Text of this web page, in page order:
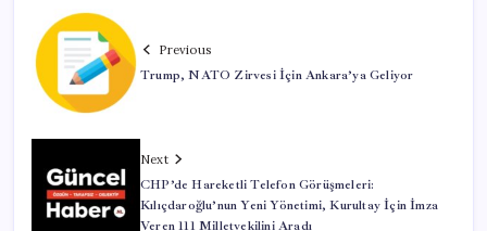
Previous
Trump, NATO Zirvesi İçin Ankara’ya Geliyor
Next
CHP’de Hareketli Telefon Görüşmeleri:
Kılıçdaroğlu’nun Yeni Yönetimi, Kurultay İçin İmza
Veren 111 Milletvekilini Aradı